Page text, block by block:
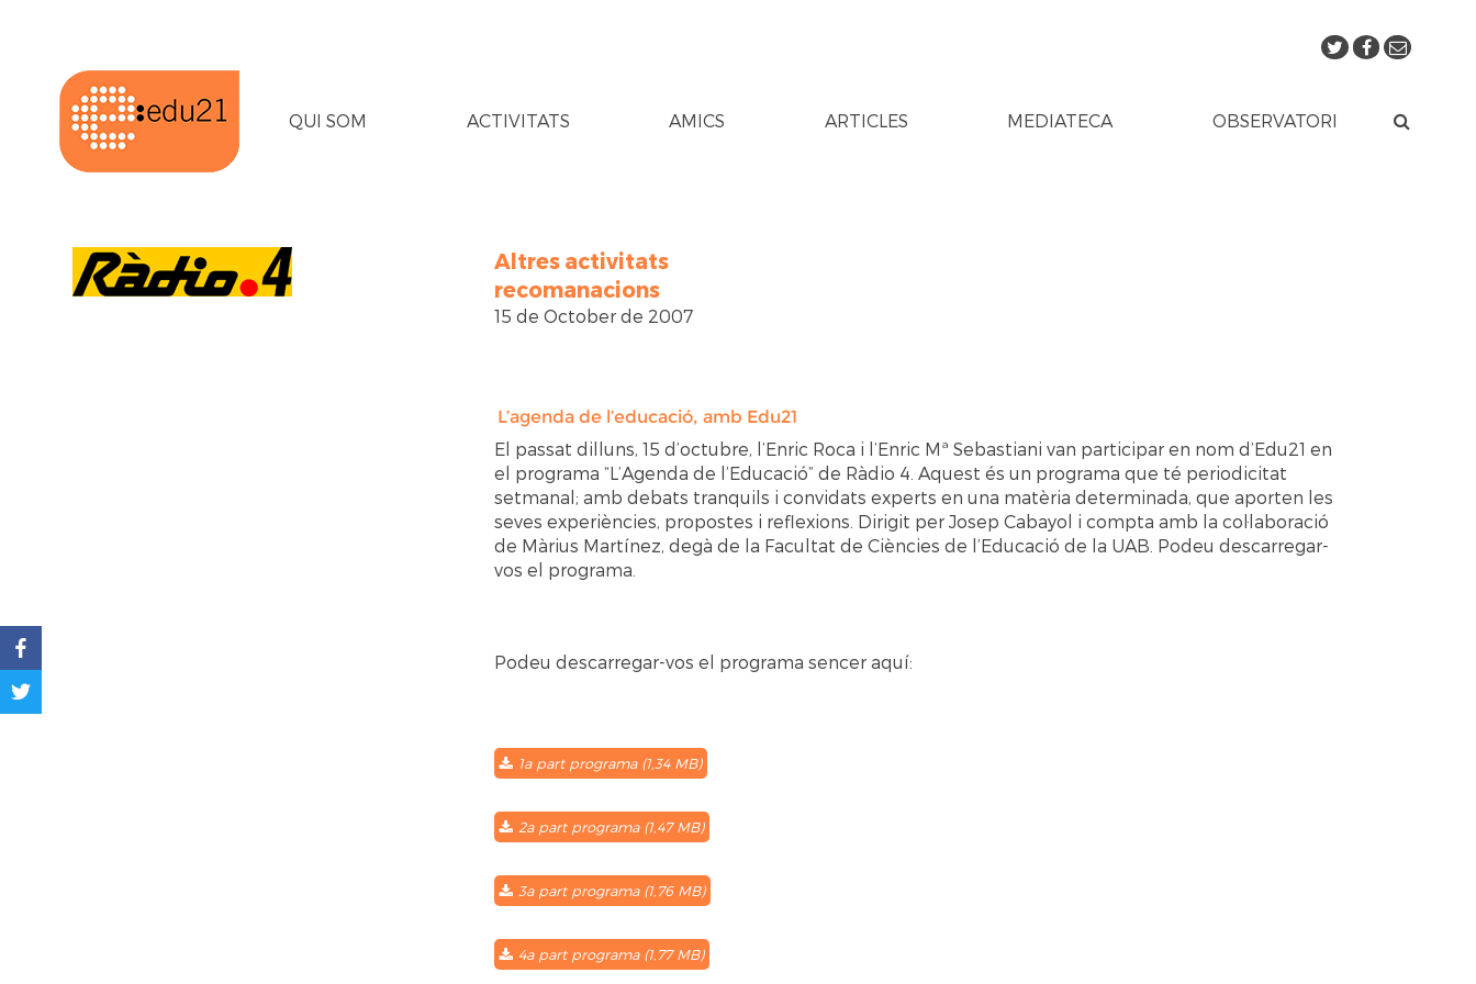
QUI SOM ACTIVITATS AMICS ARTICLES MEDIATECA OBSERVATORI
Altres activitats
recomanacions
15 de October de 2007
L’agenda de l’educació, amb Edu21
El passat dilluns, 15 d’octubre, l’Enric Roca i l’Enric Mª Sebastiani van participar en nom d’Edu21 en
el programa “L’Agenda de l’Educació” de Ràdio 4. Aquest és un programa que té periodicitat
setmanal; amb debats tranquils i convidats experts en una matèria determinada, que aporten les
seves experiències, propostes i reflexions. Dirigit per Josep Cabayol i compta amb la col·laboració
de Màrius Martínez, degà de la Facultat de Ciències de l’Educació de la UAB. Podeu descarregar-
vos el programa.
Podeu descarregar-vos el programa sencer aquí:
1a part programa (1,34 MB)
2a part programa (1,47 MB)
3a part programa (1,76 MB)
4a part programa (1,77 MB)